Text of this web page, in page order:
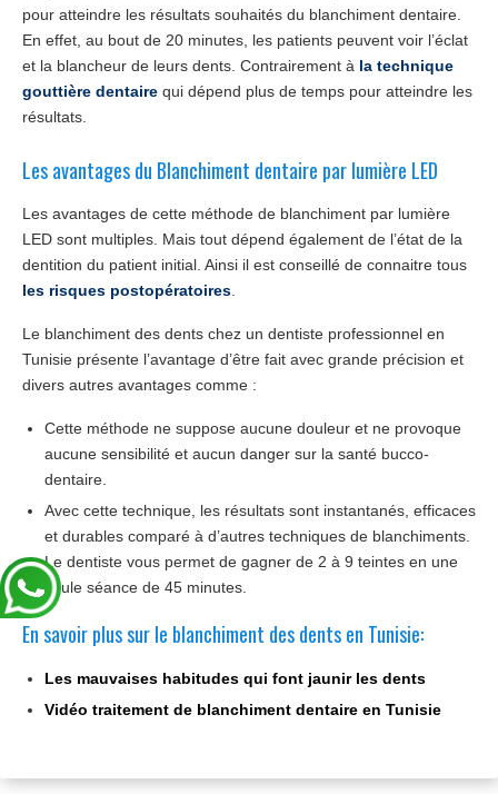
pour atteindre les résultats souhaités du blanchiment dentaire.
En effet, au bout de 20 minutes, les patients peuvent voir l’éclat
et la blancheur de leurs dents. Contrairement à la technique
gouttière dentaire qui dépend plus de temps pour atteindre les
résultats.
Les avantages du Blanchiment dentaire par lumière LED
Les avantages de cette méthode de blanchiment par lumière
LED sont multiples. Mais tout dépend également de l’état de la
dentition du patient initial. Ainsi il est conseillé de connaitre tous
les risques postopératoires.
Le blanchiment des dents chez un dentiste professionnel en
Tunisie présente l’avantage d’être fait avec grande précision et
divers autres avantages comme :
Cette méthode ne suppose aucune douleur et ne provoque
aucune sensibilité et aucun danger sur la santé bucco-
dentaire.
Avec cette technique, les résultats sont instantanés, efficaces
et durables comparé à d’autres techniques de blanchiments.
Le dentiste vous permet de gagner de 2 à 9 teintes en une
seule séance de 45 minutes.
En savoir plus sur le blanchiment des dents en Tunisie:
Les mauvaises habitudes qui font jaunir les dents
Vidéo traitement de blanchiment dentaire en Tunisie